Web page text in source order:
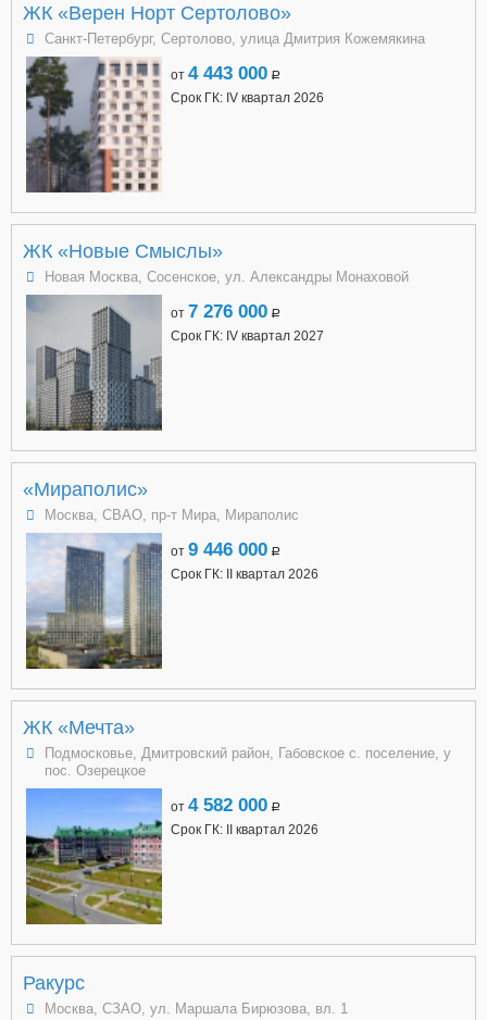
ЖК «Верен Норт Сертолово»
Санкт-Петербург, Сертолово, улица Дмитрия Кожемякина
от 4 443 000 a
Срок ГК: IV квартал 2026
ЖК «Новые Смыслы»
Новая Москва, Сосенское, ул. Александры Монаховой
от 7 276 000 a
Срок ГК: IV квартал 2027
«Мираполис»
Москва, СВАО, пр-т Мира, Мираполис
от 9 446 000 a
Срок ГК: II квартал 2026
ЖК «Мечта»
Подмосковье, Дмитровский район, Габовское с. поселение, у
пос. Озерецкое
от 4 582 000 a
Срок ГК: II квартал 2026
Ракурс
Москва, СЗАО, ул. Маршала Бирюзова, вл. 1